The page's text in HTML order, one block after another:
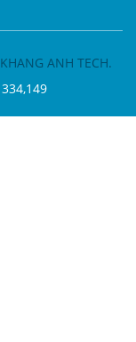
KHANG ANH TECH.
334,149